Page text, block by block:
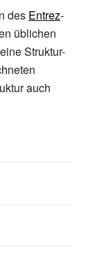
des Entrez-
üblichen
Struktur-
auch